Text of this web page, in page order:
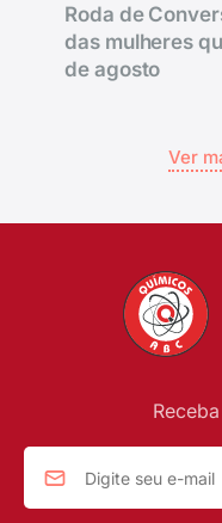
Roda de
das mulheres
de agosto
Ver